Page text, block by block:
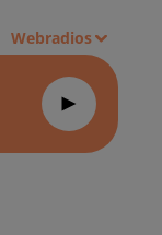
Webradios